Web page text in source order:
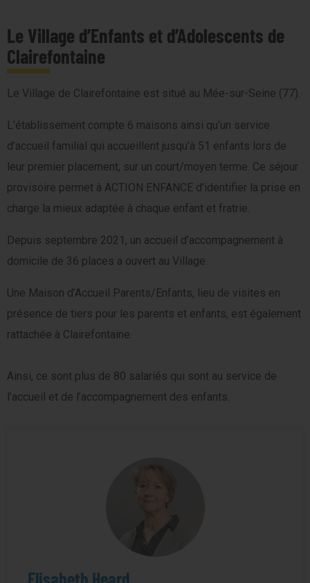
Le Village d’Enfants et d’Adolescents de
Clairefontaine
Le Village de Clairefontaine est situé au Mée-sur-Seine (77).
L’établissement compte 6 maisons ainsi qu’un service
d’accueil familial qui accueillent jusqu’à 51 enfants lors de
leur premier placement, sur un court/moyen terme. Ce séjour
provisoire permet à ACTION ENFANCE d’identifier la prise en
charge la mieux adaptée à chaque enfant et fratrie.
Depuis septembre 2021, un accueil d’accompagnement à
domicile de 36 places a ouvert au Village.
Une Maison d’Accueil Parents/Enfants, lieu de visites en
présence de tiers pour les parents et enfants, est également
rattachée à Clairefontaine.
Ainsi, ce sont plus de 80 salariés qui sont au service de
l’accueil et de l’accompagnement des enfants.
Elisabeth Heard